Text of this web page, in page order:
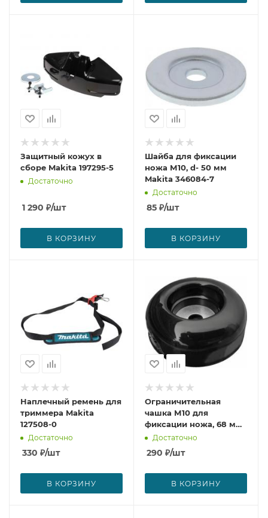
Защитный кожух в
сборе Makita 197295-5
Достаточно
1 290 ₽/шт
В КОРЗИНУ
Шайба для фиксации
ножа М10, d- 50 мм
Makita 346084-7
Достаточно
85 ₽/шт
В КОРЗИНУ
Наплечный ремень для
триммера Makita
127508-0
Достаточно
330 ₽/шт
В КОРЗИНУ
Ограничительная
чашка М10 для
фиксации ножа, 68 мм
Makita 168526-9
Достаточно
290 ₽/шт
В КОРЗИНУ